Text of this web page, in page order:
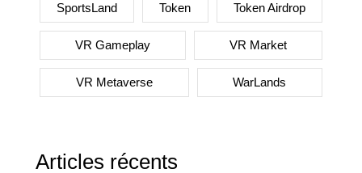
SportsLand Token Token Airdrop
VR Gameplay VR Market
VR Metaverse WarLands
Articles récents